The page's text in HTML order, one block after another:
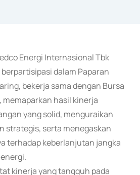
Energi Internasional Tbk
dalam Paparan
bekerja sama dengan Bursa
memaparkan hasil kinerja
yang solid, menguraikan
strategis, serta menegaskan
terhadap keberlanjutan jangka
kinerja yang tangguh pada